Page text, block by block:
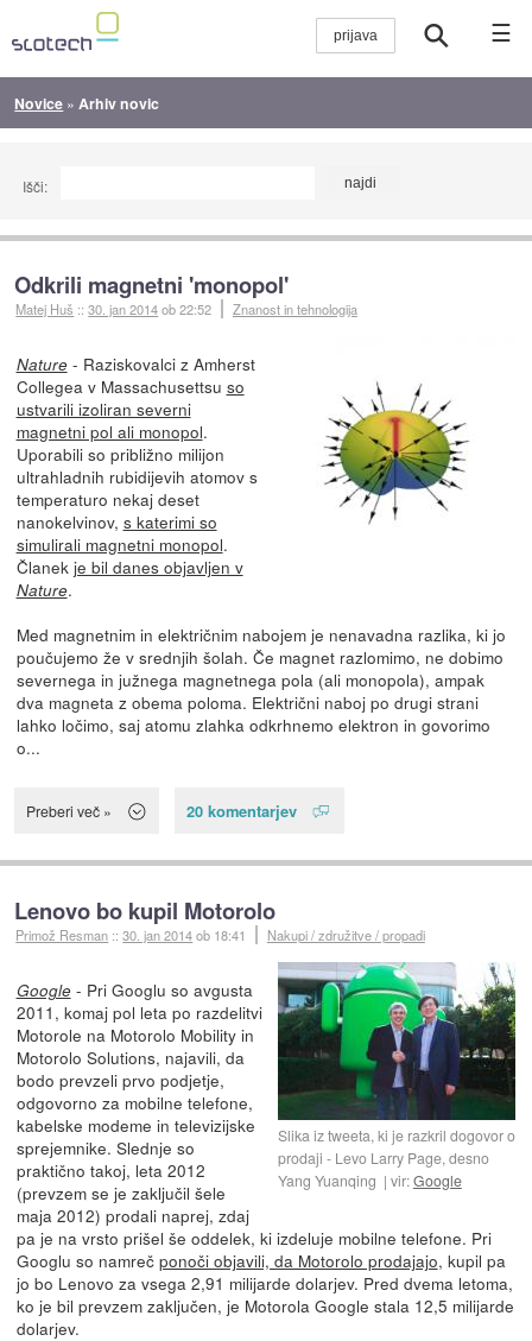
☰
Novice » Arhiv novic
Išči:
Odkrili magnetni 'monopol'
Matej Huš ::30. jan 2014ob 22:52 Znanost in tehnologija
Nature- Raziskovalci z Amherst
Collegea v Massachusettsu so
ustvarili izoliran severni
magnetni pol ali monopol.
Uporabili so približno milijon
ultrahladnih rubidijevih atomov s
temperaturo nekaj deset
nanokelvinov, s katerimi so
simulirali magnetni monopol.
Članek je bil danes objavljen v
Nature.
Med magnetnim in električnim nabojem je nenavadna razlika, ki jo
poučujemo že v srednjih šolah. Če magnet razlomimo, ne dobimo
severnega in južnega magnetnega pola (ali monopola), ampak
dva magneta z obema poloma. Električni naboj po drugi strani
lahko ločimo, saj atomu zlahka odkrhnemo elektron in govorimo
o...
Preberi več » 20 komentarjev
Lenovo bo kupil Motorolo
Primož Resman ::30. jan 2014ob 18:41 Nakupi / združitve / propadi
Slika iz tweeta, ki je razkril dogovor o
prodaji - Levo Larry Page, desno
Yang Yuanqing
vir:Google
Google- Pri Googlu so avgusta
2011, komaj pol leta po razdelitvi
Motorole na Motorolo Mobility in
Motorolo Solutions, najavili, da
bodo prevzeli prvo podjetje,
odgovorno za mobilne telefone,
kabelske modeme in televizijske
sprejemnike. Slednje so
praktično takoj, leta 2012
(prevzem se je zaključil šele
maja 2012) prodali naprej, zdaj
pa je na vrsto prišel še oddelek, ki izdeluje mobilne telefone. Pri
Googlu so namreč ponoči objavili, da Motorolo prodajajo, kupil pa
jo bo Lenovo za vsega 2,91 milijarde dolarjev. Pred dvema letoma,
ko je bil prevzem zaključen, je Motorola Google stala 12,5 milijarde
dolarjev.